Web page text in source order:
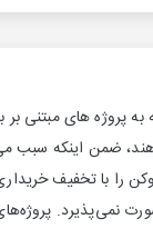
پروژه های مبتنی بر
ضمن اینکه سبب
را با تخفیف
نمی‌پذیرد.